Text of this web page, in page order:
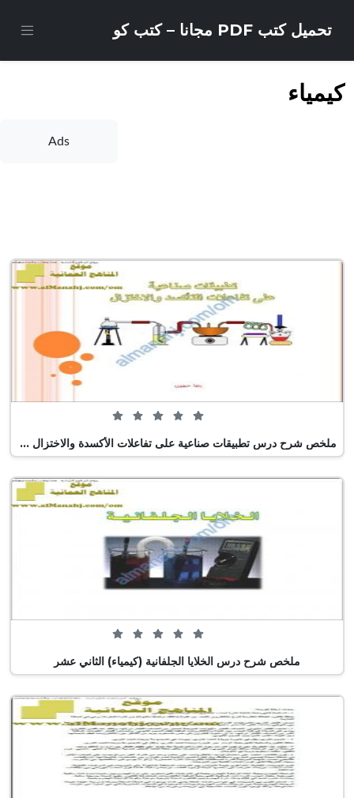
تحميل كتب PDF مجانا – كتب كو
كيمياء
Ads
0 من 5 (0 تصويت)
ملخص شرح درس تطبيقات صناعية على تفاعلات الأكسدة والاختزال (نسخة محدثة) (كيمياء) الثاني عشر
0 من 5 (0 تصويت)
ملخص شرح درس الخلايا الجلفانية (كيمياء) الثاني عشر